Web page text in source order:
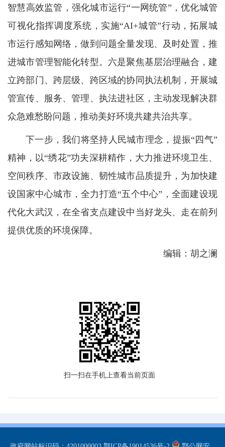
智慧高效监管，强化城市运行“一网统管”，优化城管
可视化指挥调度系统，实施“AI+城管”行动，拓展城
市运行感知网络，做到问题全量发现、及时处置，推
进城市管理智能化转型。六是聚焦基层治理融合，建
立跨部门、跨层级、跨区域的协同执法机制，开展城
管宣传、服务、管理、执法进社区，主动发现解决群
众急难愁盼问题，推动美好环境共建共治共享。
下一步，我们将坚持人民城市理念，提振“四气”
精神，以“绣花”功夫深耕精作，大力推进环境卫生、
空间秩序、市政设施、韧性城市品质提升，为加快建
设国家中心城市，全力打造“五个中心”，全面建设现
代化大武汉，在全省支点建设中当好龙头、走在前列
提供优质的环境保障。
编辑：胡之澜
扫一扫在手机上查看当前页面